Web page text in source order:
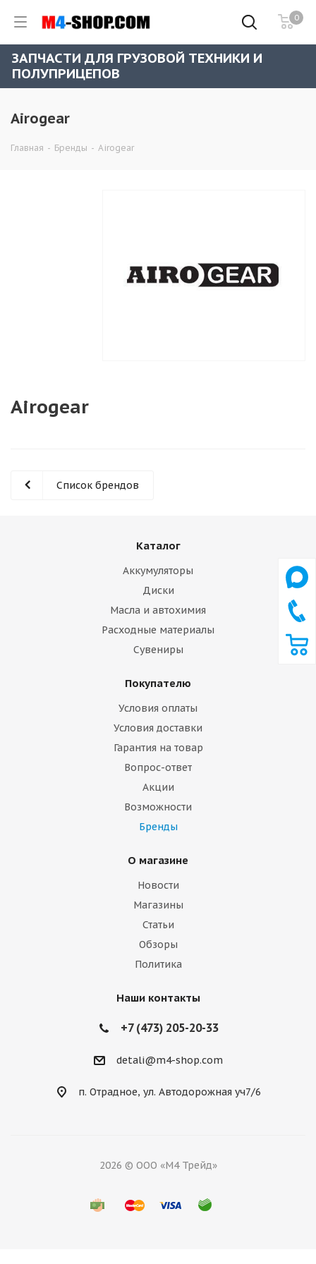
0
ЗАПЧАСТИ ДЛЯ ГРУЗОВОЙ ТЕХНИКИ И
ПОЛУПРИЦЕПОВ
Airogear
Главная - Бренды - Airogear
Airogear
Список брендов
Каталог
Аккумуляторы
Диски
Масла и автохимия
Расходные материалы
Сувениры
Покупателю
Условия оплаты
Условия доставки
Гарантия на товар
Вопрос-ответ
Акции
Возможности
Бренды
О магазине
Новости
Магазины
Статьи
Обзоры
Политика
Наши контакты
+7 (473) 205-20-33
detali@m4-shop.com
п. Отрадное, ул. Автодорожная уч7/6
2026 © ООО «М4 Трейд»